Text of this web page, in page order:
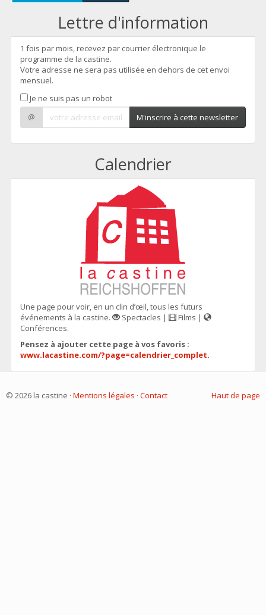
Lettre d'information
1 fois par mois, recevez par courrier électronique le
programme de la castine.
Votre adresse ne sera pas utilisée en dehors de cet envoi
mensuel.
Je ne suis pas un robot
@
M'inscrire à cette newsletter
Calendrier
Une page pour voir, en un clin d’œil, tous les futurs
événements à la castine.
Spectacles |
Films |
Conférences.
Pensez à ajouter cette page à vos favoris :
www.lacastine.com/?page=calendrier_complet.
Haut de page
© 2026 la castine · Mentions légales · Contact